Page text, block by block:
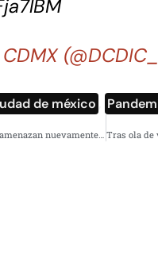
de méxico
A través de un vídeo encapuchados amenazan nuevamente a García Harfuch